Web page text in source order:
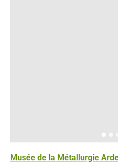
Musée de la Métallurgie